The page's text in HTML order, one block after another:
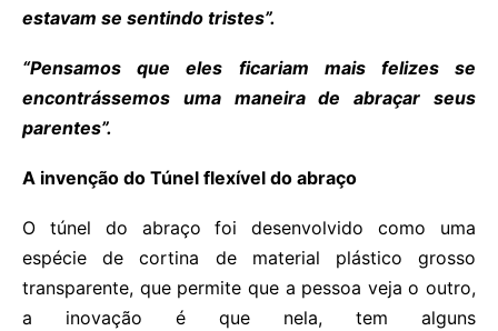
estavam se sentindo tristes”.
“Pensamos que eles ficariam mais felizes se
encontrássemos uma maneira de abraçar seus
parentes”.
A invenção do Túnel flexível do abraço
O túnel do abraço foi desenvolvido como uma
espécie de cortina de material plástico grosso
transparente, que permite que a pessoa veja o outro,
a inovação é que nela, tem alguns